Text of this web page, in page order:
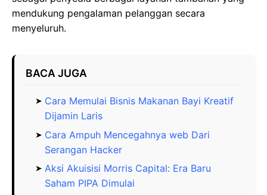
mendukung pengalaman pelanggan secara
menyeluruh.
BACA JUGA
Cara Memulai Bisnis Makanan Bayi Kreatif
Dijamin Laris
Cara Ampuh Mencegahnya web Dari
Serangan Hacker
Aksi Akuisisi Morris Capital: Era Baru
Saham PIPA Dimulai